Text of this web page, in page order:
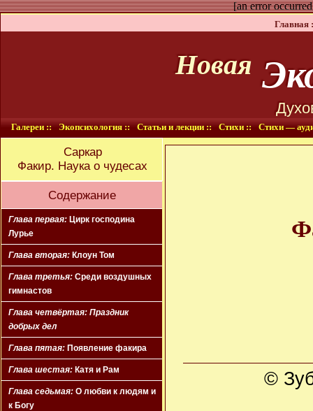
[an error
Главная
Новая
Галереи :: Экопсихология :: Статьи и лекции :: Стихи :: Стихи —
Саркар
Факир. Наука о чудесах
Содержание
Глава первая: Цирк господина
Лурье
Глава вторая: Клоун Том
Глава третья: Среди воздушных
гимнастов
Глава четвёртая: Праздник
добрых дел
Глава пятая: Появление факира
Глава шестая: Катя и Рам
Глава седьмая: О любви к людям и
к Богу
©